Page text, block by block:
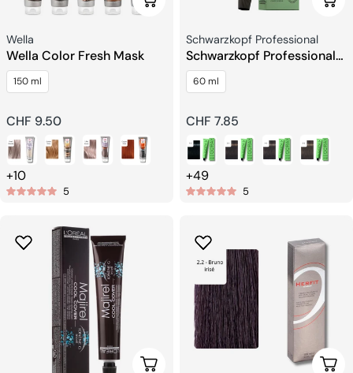
Verkäufer:
Wella
Wella Color Fresh Mask
150 ml
Regulärer
Preis
CHF 9.50
+10
5
Verkäufer:
Schwarzkopf Professional
Schwarzkopf Professional
Igora Zero Amm
Ammoniakfreie
60 ml
Regulärer
Preis
CHF 7.85
+49
5
Wählen Sie Optionen